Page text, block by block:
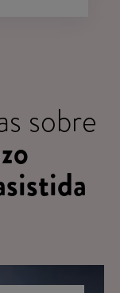
sobre